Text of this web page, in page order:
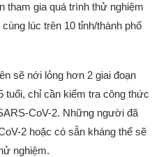
tham gia quá trình thử nghiệm
lúc trên 10 tỉnh/thành phố
sẽ nới lỏng hơn 2 giai đoạn
chỉ cần kiểm tra công thức
CoV-2. Những người đã
2 hoặc có sẵn kháng thể sẽ
nghiệm.